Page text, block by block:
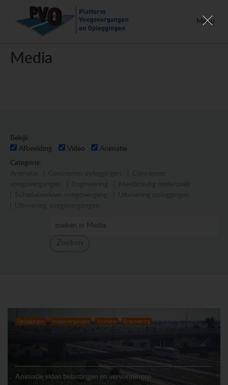
Menu
Media
Bekijk:
Afbeelding
Video
Animatie
Categorie:
Opleggingen Voegovergangen Animatie Engineering
Animatie video belastingen en vervormingen